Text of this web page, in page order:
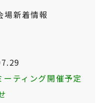
場新着情報
ーティング開催予定